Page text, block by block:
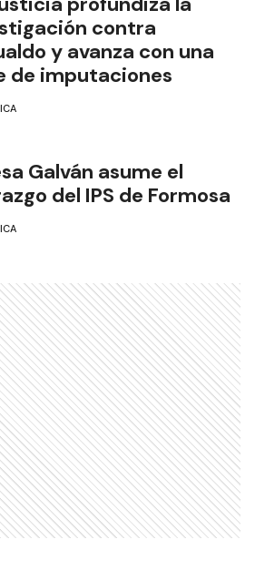
contra
y avanza con una
de imputaciones
Galván asume el
del IPS de Formosa